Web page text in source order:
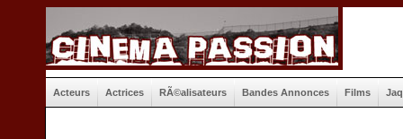
Acteurs Actrices RÃ©alisateurs Bandes Annonces Films